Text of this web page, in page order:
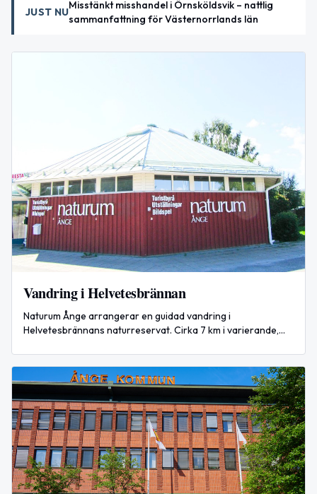
JUST NU
Misstänkt misshandel i Örnsköldsvik – nattlig
sammanfattning för Västernorrlands län
Vandring i Helvetesbrännan
Naturum Ånge arrangerar en guidad vandring i
Helvetesbrännans naturreservat. Cirka 7 km i varierande,